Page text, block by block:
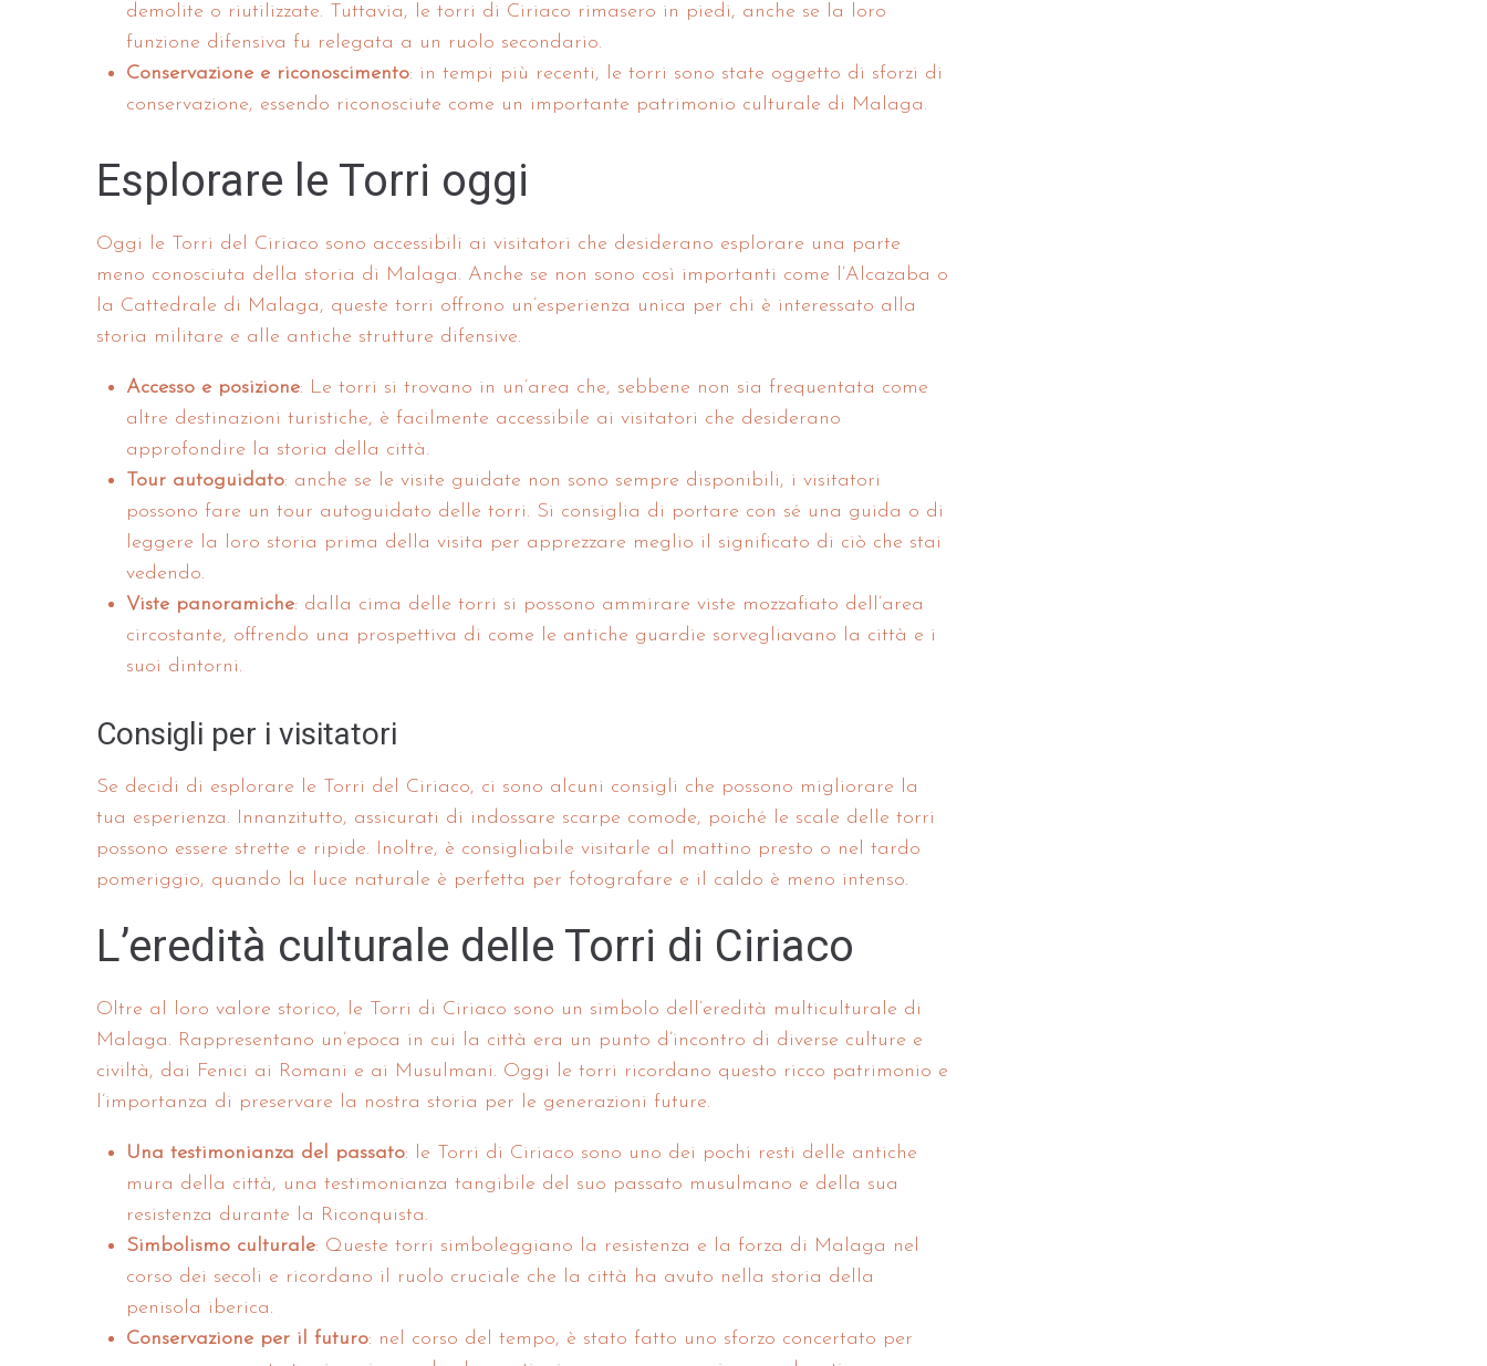
demolite o riutilizzate. Tuttavia, le torri di Ciriaco rimasero in piedi, anche se la loro
funzione difensiva fu relegata a un ruolo secondario.
Conservazione e riconoscimento: in tempi più recenti, le torri sono state oggetto di sforzi di
conservazione, essendo riconosciute come un importante patrimonio culturale di Malaga.
Esplorare le Torri oggi
Oggi le Torri del Ciriaco sono accessibili ai visitatori che desiderano esplorare una parte
meno conosciuta della storia di Malaga. Anche se non sono così importanti come l’Alcazaba o
la Cattedrale di Malaga, queste torri offrono un’esperienza unica per chi è interessato alla
storia militare e alle antiche strutture difensive.
Accesso e posizione: Le torri si trovano in un’area che, sebbene non sia frequentata come
altre destinazioni turistiche, è facilmente accessibile ai visitatori che desiderano
approfondire la storia della città.
Tour autoguidato: anche se le visite guidate non sono sempre disponibili, i visitatori
possono fare un tour autoguidato delle torri. Si consiglia di portare con sé una guida o di
leggere la loro storia prima della visita per apprezzare meglio il significato di ciò che stai
vedendo.
Viste panoramiche: dalla cima delle torri si possono ammirare viste mozzafiato dell’area
circostante, offrendo una prospettiva di come le antiche guardie sorvegliavano la città e i
suoi dintorni.
Consigli per i visitatori
Se decidi di esplorare le Torri del Ciriaco, ci sono alcuni consigli che possono migliorare la
tua esperienza. Innanzitutto, assicurati di indossare scarpe comode, poiché le scale delle torri
possono essere strette e ripide. Inoltre, è consigliabile visitarle al mattino presto o nel tardo
pomeriggio, quando la luce naturale è perfetta per fotografare e il caldo è meno intenso.
L’eredità culturale delle Torri di Ciriaco
Oltre al loro valore storico, le Torri di Ciriaco sono un simbolo dell’eredità multiculturale di
Malaga. Rappresentano un’epoca in cui la città era un punto d’incontro di diverse culture e
civiltà, dai Fenici ai Romani e ai Musulmani. Oggi le torri ricordano questo ricco patrimonio e
l’importanza di preservare la nostra storia per le generazioni future.
Una testimonianza del passato: le Torri di Ciriaco sono uno dei pochi resti delle antiche
mura della città, una testimonianza tangibile del suo passato musulmano e della sua
resistenza durante la Riconquista.
Simbolismo culturale: Queste torri simboleggiano la resistenza e la forza di Malaga nel
corso dei secoli e ricordano il ruolo cruciale che la città ha avuto nella storia della
penisola iberica.
Conservazione per il futuro: nel corso del tempo, è stato fatto uno sforzo concertato per